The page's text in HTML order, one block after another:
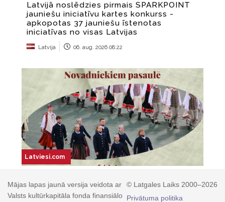
© Latgales Laiks 2000–2026
Privātuma politika
Mājas lapas jaunā versija veidota ar
Valsts kultūrkapitāla fonda finansiālo